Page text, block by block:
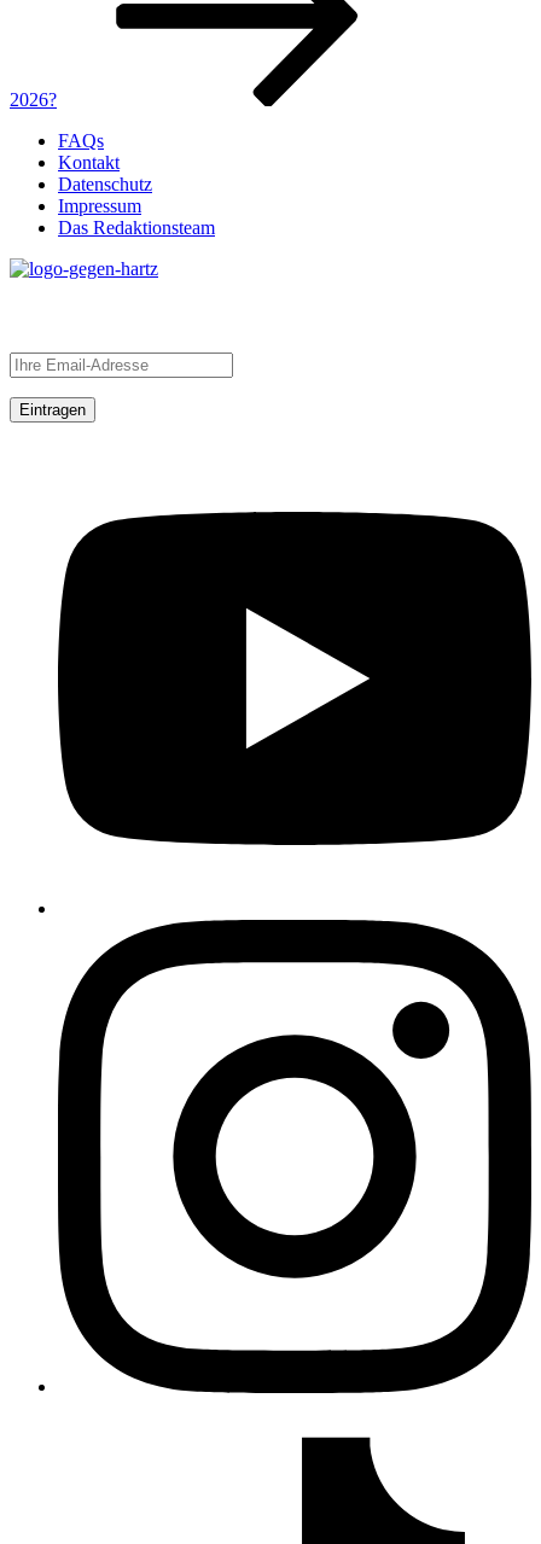
2026?
FAQs
Kontakt
Datenschutz
Impressum
Das Redaktionsteam